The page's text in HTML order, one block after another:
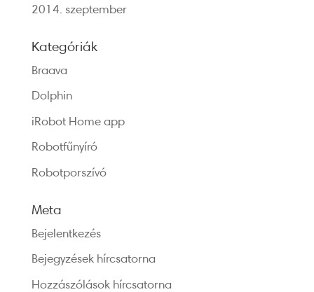
2014. szeptember
Kategóriák
Braava
Dolphin
iRobot Home app
Robotfűnyíró
Robotporszívó
Meta
Bejelentkezés
Bejegyzések hírcsatorna
Hozzászólások hírcsatorna